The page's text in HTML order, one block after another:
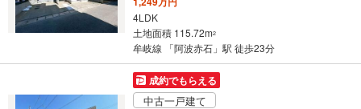
4LDK
土地面積 115.72m2
牟岐線 「阿波赤石」駅 徒歩23分
成約でもらえる
中古一戸建て